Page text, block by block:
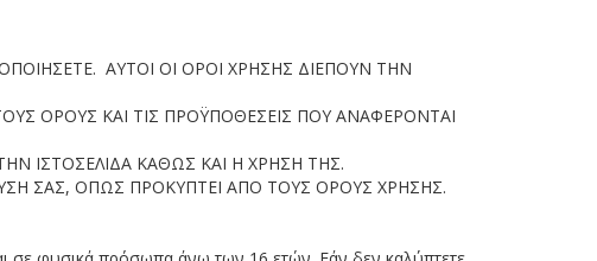
ΑΥΤΟΙ ΟΙ ΟΡΟΙ ΧΡΗΣΗΣ ΔΙΕΠΟΥΝ ΤΗΝ
ΟΡΟΥΣ ΚΑΙ ΤΙΣ ΠΡΟΫΠΟΘΕΣΕΙΣ ΠΟΥ ΑΝΑΦΕΡΟΝΤΑΙ
ΙΣΤΟΣΕΛΙΔΑ ΚΑΘΩΣ ΚΑΙ Η ΧΡΗΣΗ ΤΗΣ.
ΣΑΣ, ΟΠΩΣ ΠΡΟΚΥΠΤΕΙ ΑΠΟ ΤΟΥΣ ΟΡΟΥΣ ΧΡΗΣΗΣ.